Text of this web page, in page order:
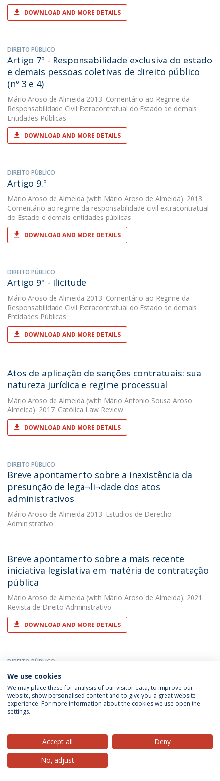
DOWNLOAD AND MORE DETAILS
DIREITO PÚBLICO
Artigo 7º - Responsabilidade exclusiva do estado
e demais pessoas coletivas de direito público
(nº 3 e 4)
Mário Aroso de Almeida 2013. Comentário ao Regime da
Responsabilidade Civil Extracontratual do Estado de demais
Entidades Públicas
DOWNLOAD AND MORE DETAILS
DIREITO PÚBLICO
Artigo 9.º
Mário Aroso de Almeida (with Mário Aroso de Almeida). 2013.
Comentário ao regime da responsabilidade civil extracontratual
do Estado e demais entidades públicas
DOWNLOAD AND MORE DETAILS
DIREITO PÚBLICO
Artigo 9º - Ilicitude
Mário Aroso de Almeida 2013. Comentário ao Regime da
Responsabilidade Civil Extracontratual do Estado de demais
Entidades Públicas
DOWNLOAD AND MORE DETAILS
Atos de aplicação de sanções contratuais: sua
natureza jurídica e regime processual
Mário Aroso de Almeida (with Mário Antonio Sousa Aroso
Almeida). 2017. Católica Law Review
DOWNLOAD AND MORE DETAILS
DIREITO PÚBLICO
Breve apontamento sobre a inexistência da
presunção de lega¬li¬dade dos atos
administrativos
Mário Aroso de Almeida 2013. Estudios de Derecho
Administrativo
Breve apontamento sobre a mais recente
iniciativa legislativa em matéria de contratação
pública
Mário Aroso de Almeida (with Mário Aroso de Almeida). 2021.
Revista de Direito Administrativo
DOWNLOAD AND MORE DETAILS
DIREITO PÚBLICO
Breve apontamento sobre algumas alterações
ao Código de processo nos Tribunais
Administrativos previstas na Proposta de Lei nº
168/XIII
Atas da conferência sobre iniciativas legislativas de reforma do
processo administrativo e tributário
DOWNLOAD AND MORE DETAILS
We use cookies
We may place these for analysis of our visitor data, to improve our
website, show personalised content and to give you a great website
experience. For more information about the cookies we use open the
settings.
Accept all
Deny
No, adjust